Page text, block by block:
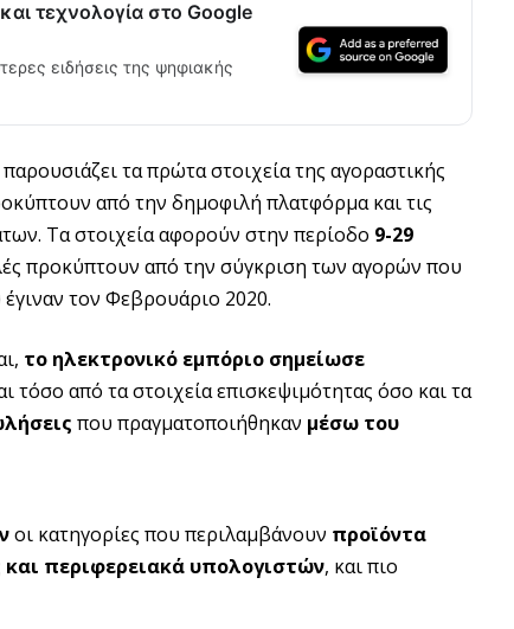
τεχνολογία στο Google
ειδήσεις της ψηφιακής
παρουσιάζει τα πρώτα στοιχεία της αγοραστικής
από την δημοφιλή πλατφόρμα και τις
Τα στοιχεία αφορούν στην περίοδο 9-29
προκύπτουν από την σύγκριση των αγορών που
τον Φεβρουάριο 2020.
το ηλεκτρονικό εμπόριο σημείωσε
τόσο από τα στοιχεία επισκεψιμότητας όσο και τα
που πραγματοποιήθηκαν μέσω του
οι κατηγορίες που περιλαμβάνουν προϊόντα
και περιφερειακά υπολογιστών, και πιο